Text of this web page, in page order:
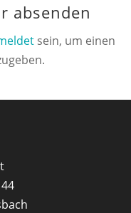
absenden
sein, um einen